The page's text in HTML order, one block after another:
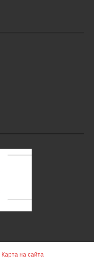
Карта на сайта